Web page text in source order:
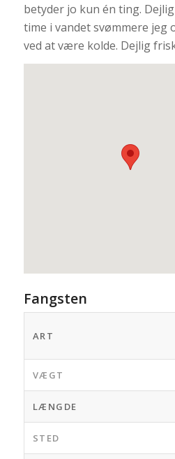
betyder jo kun én ting.
time i vandet svømmere jeg
ved at være kolde. Dejlig
Fangsten
ART
VÆGT
LÆNGDE
STED